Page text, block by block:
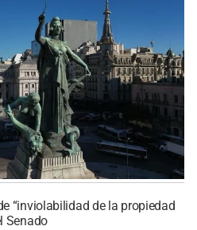
“inviolabilidad de la propiedad
Senado